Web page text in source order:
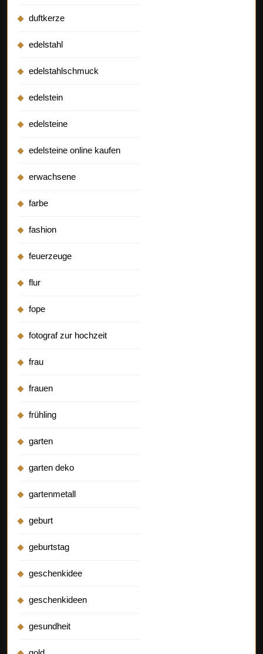
duftkerze
edelstahl
edelstahlschmuck
edelstein
edelsteine
edelsteine online kaufen
erwachsene
farbe
fashion
feuerzeuge
flur
fope
fotograf zur hochzeit
frau
frauen
frühling
garten
garten deko
gartenmetall
geburt
geburtstag
geschenkidee
geschenkideen
gesundheit